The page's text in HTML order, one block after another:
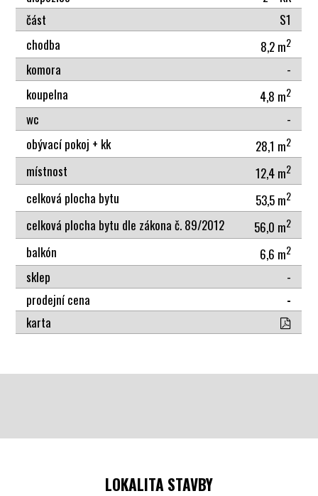
část
S1
chodba
8,2 m2
komora
-
koupelna
4,8 m2
wc
-
obývací pokoj + kk
28,1 m2
místnost 12,4 m2
celková plocha bytu 53,5 m2
celková plocha bytu dle zákona č. 89/2012 56,0 m2
balkón 6,6 m2
sklep
-
prodejní cena
-
karta
LOKALITA STAVBY